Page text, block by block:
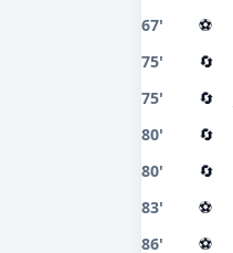
67' ⚽
75' 🔄
75' 🔄
80' 🔄
80' 🔄
83' ⚽
86' ⚽